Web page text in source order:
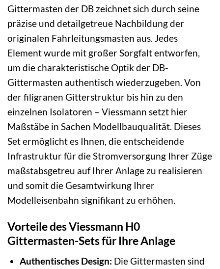
Gittermasten der DB zeichnet sich durch seine
präzise und detailgetreue Nachbildung der
originalen Fahrleitungsmasten aus. Jedes
Element wurde mit großer Sorgfalt entworfen,
um die charakteristische Optik der DB-
Gittermasten authentisch wiederzugeben. Von
der filigranen Gitterstruktur bis hin zu den
einzelnen Isolatoren – Viessmann setzt hier
Maßstäbe in Sachen Modellbauqualität. Dieses
Set ermöglicht es Ihnen, die entscheidende
Infrastruktur für die Stromversorgung Ihrer Züge
maßstabsgetreu auf Ihrer Anlage zu realisieren
und somit die Gesamtwirkung Ihrer
Modelleisenbahn signifikant zu erhöhen.
Vorteile des Viessmann H0
Gittermasten-Sets für Ihre Anlage
Authentisches Design: Die Gittermasten sind